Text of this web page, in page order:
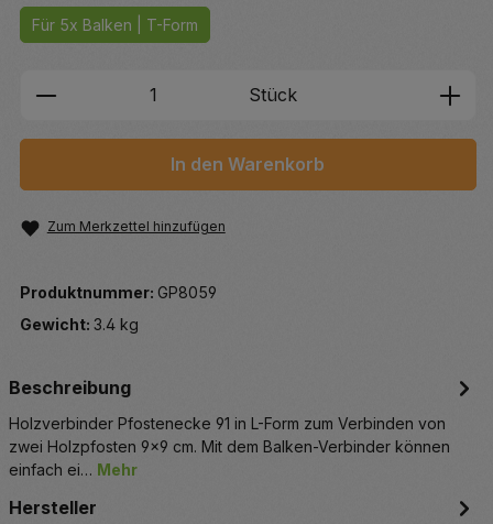
Für 5x Balken | T-Form
Produkt Anzahl: Gib den
Stück
In den Warenkorb
Zum Merkzettel hinzufügen
Produktnummer: GP8059
Gewicht: 3.4 kg
Beschreibung
Holzverbinder Pfostenecke 91 in L-Form zum Verbinden von
zwei Holzpfosten 9x9 cm. Mit dem Balken-Verbinder können
einfach ei… Mehr
Hersteller